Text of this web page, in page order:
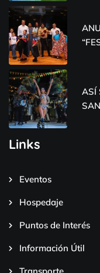
ASÍ
Links
Eventos
Hospedaje
Puntos de Interés
Información Útil